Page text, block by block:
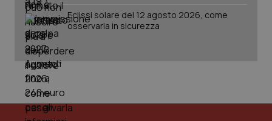
Eclissi solare del 12 agosto 2026, come
osservarla in sicurezza
tracking-sites-ironfish-
_ga
Google LLC
1